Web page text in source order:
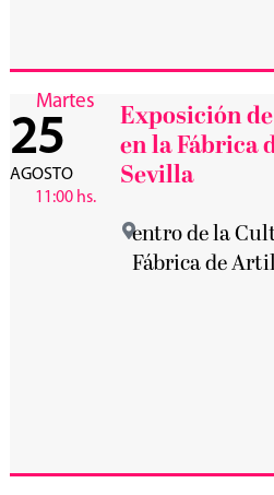
Martes
25
AGOSTO
11:00 hs.
Exposición
en la Fábrica
Sevilla
entro de la
Fábrica de